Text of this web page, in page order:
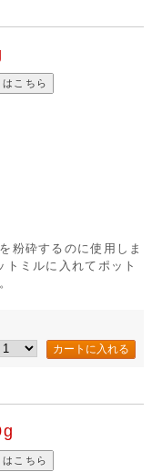
こちら
粉砕するのに使用しま
ミルに入れてポット
こちら